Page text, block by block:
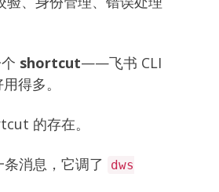
shortcut——飞书 CLI
得多。
的存在。
消息，它调了
dws